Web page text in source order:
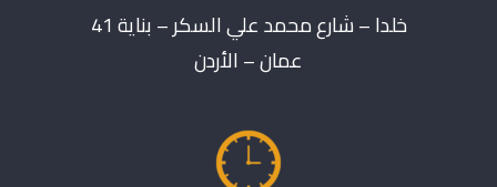
خلدا – شارع محمد علي السكر – بناية 41
عمان – الأردن